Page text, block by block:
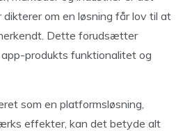
om en løsning får lov til at
Dette forudsætter
produkts funktionalitet og
som en platformsløsning,
effekter, kan det betyde alt